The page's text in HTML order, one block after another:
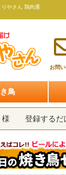
やさん 鶏肉通
お問
鳥
ト様 登録するだ